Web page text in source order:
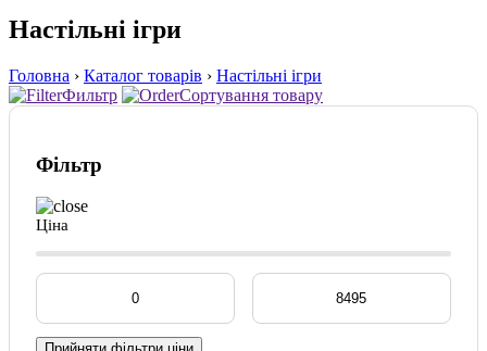
Настільні ігри
Головна › Каталог товарів › Настільні ігри
Фильтр
Сортування товару
Фільтр
Цiна